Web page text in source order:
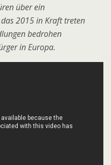
über ein
2015 in Kraft treten
bedrohen
in Europa.